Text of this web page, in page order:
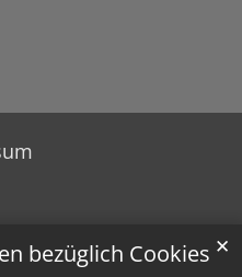
bezüglich Cookies ✕